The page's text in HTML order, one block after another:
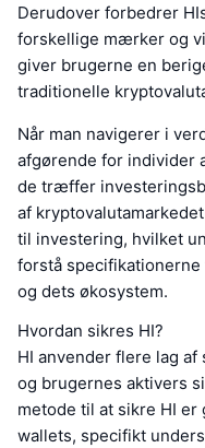
Derudover forbedrer
forskellige mærker og
giver brugerne en
traditionelle
Når man navigerer i
afgørende for individer
de træffer
af
til investering, hvilket
forstå
og dets økosystem.
Hvordan sikres HI?
HI anvender flere lag
og brugernes aktivers
metode til at sikre HI
wallets, specifikt